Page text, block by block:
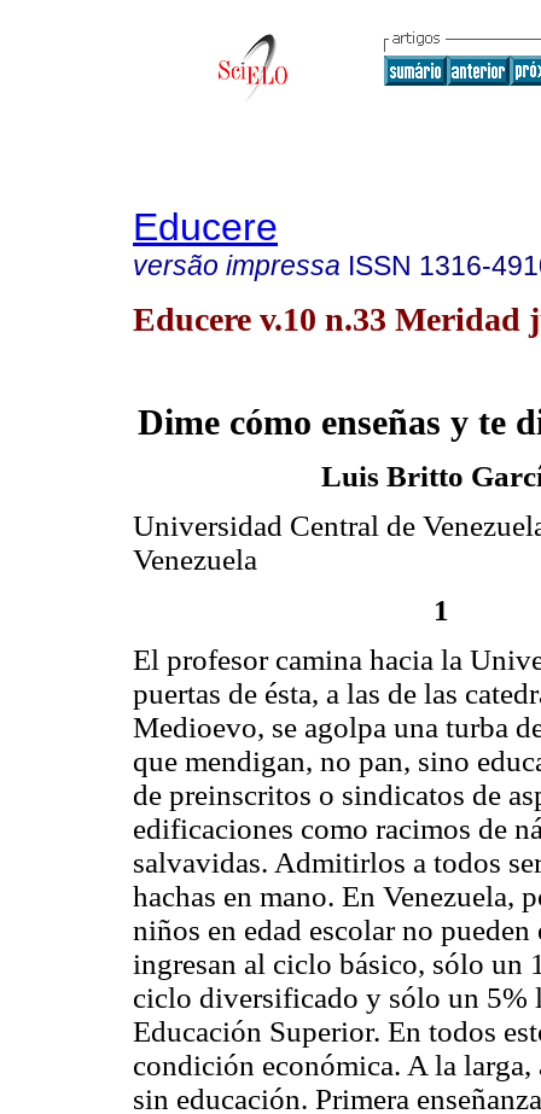
Educere
versão impressa ISSN 1316-
Educere v.10 n.33 Meridad
Dime cómo enseñas y te
Luis Britto
Universidad Central de
Venezuela
1
El profesor camina hacia la
puertas de ésta, a las de las
Medioevo, se agolpa una turba
que mendigan, no pan, sino
de preinscritos o sindicatos de
edificaciones como racimos de
salvavidas. Admitirlos a todos
hachas en mano. En Venezuela,
niños en edad escolar no
ingresan al ciclo básico, sólo un
ciclo diversificado y sólo un 5%
Educación Superior. En todos
condición económica. A la larga,
sin educación. Primera